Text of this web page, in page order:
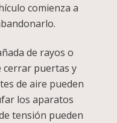
comienza a
de rayos o
cerrar puertas y
de aire pueden
los aparatos
tensión pueden